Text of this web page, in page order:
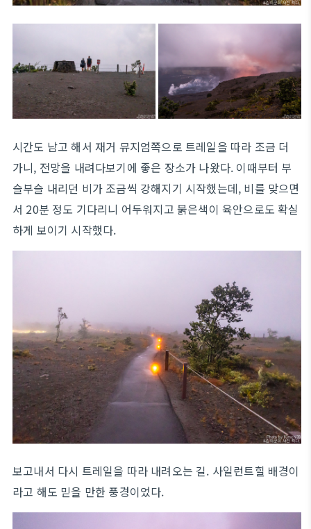
시간도 남고 해서 재거 뮤지엄쪽으로 트레일을 따라 조금 더
가니, 전망을 내려다보기에 좋은 장소가 나왔다. 이때부터 부
슬부슬 내리던 비가 조금씩 강해지기 시작했는데, 비를 맞으면
서 20분 정도 기다리니 어두워지고 붉은색이 육안으로도 확실
하게 보이기 시작했다.
보고내서 다시 트레일을 따라 내려오는 길. 사일런트힐 배경이
라고 해도 믿을 만한 풍경이었다.